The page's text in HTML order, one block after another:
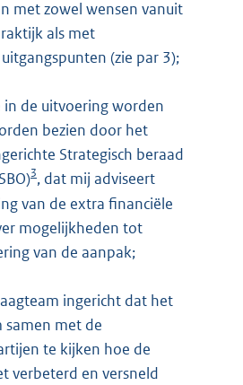
met zowel wensen vanuit
als met
(zie par 3);
de uitvoering worden
bezien door het
Strategisch beraad
3, dat mij adviseert
van de extra financiële
mogelijkheden tot
van de aanpak;
ingericht dat het
samen met de
te kijken hoe de
verbeterd en versneld